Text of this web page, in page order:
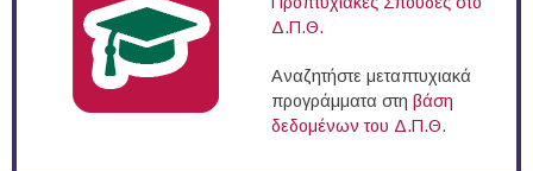
Δ.Π.Θ.
Αναζητήστε μεταπτυχιακά
προγράμματα στη βάση
δεδομένων του Δ.Π.Θ.